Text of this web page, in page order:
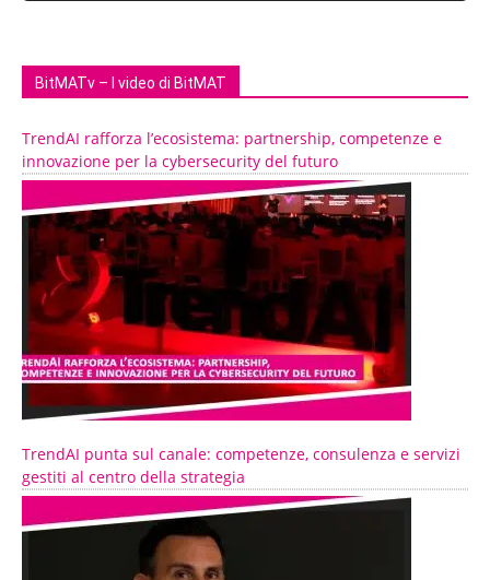
BitMATv – I video di BitMAT
TrendAI rafforza l’ecosistema: partnership, competenze e
innovazione per la cybersecurity del futuro
TrendAI punta sul canale: competenze, consulenza e servizi
gestiti al centro della strategia